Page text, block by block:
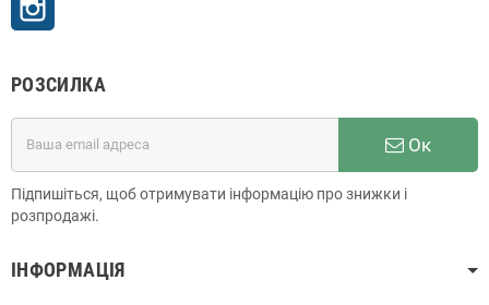
РОЗСИЛКА
Ок
Підпишіться, щоб отримувати інформацію про знижки і
розпродажі.
ІНФОРМАЦІЯ